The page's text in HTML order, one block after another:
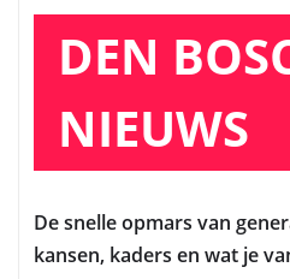
DEN
NIEUWS
De snelle opmars van
kansen, kaders en wat je